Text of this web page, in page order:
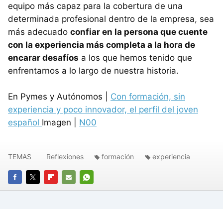
equipo más capaz para la cobertura de una
determinada profesional dentro de la empresa, sea
más adecuado confiar en la persona que cuente
con la experiencia más completa a la hora de
encarar desafíos a los que hemos tenido que
enfrentarnos a lo largo de nuestra historia.
En Pymes y Autónomos | Con formación, sin
experiencia y poco innovador, el perfil del joven
español Imagen | N00
FACEBOOK
TWITTERFLIPBOARD
E-
WHATSAPP
TEMAS Reflexiones formación experiencia